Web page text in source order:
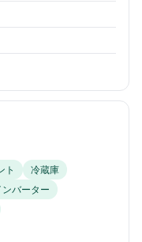
ト
冷蔵庫
ンバーター